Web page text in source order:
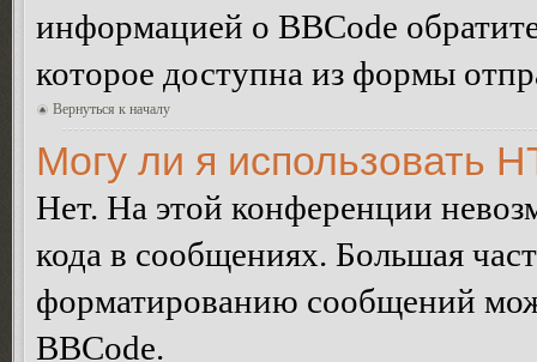
информацией о BBCode
которое доступна из формы
Вернуться к началу
Могу ли я использовать
Нет. На этой конференции
кода в сообщениях. Большая
форматированию сообщений
BBCode.